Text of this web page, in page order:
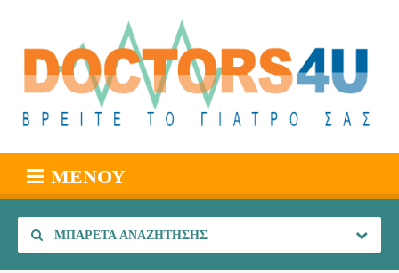
ΜΕΝΟΎ
ΜΠΑΡΈΤΑ ΑΝΑΖΉΤΗΣΗΣ